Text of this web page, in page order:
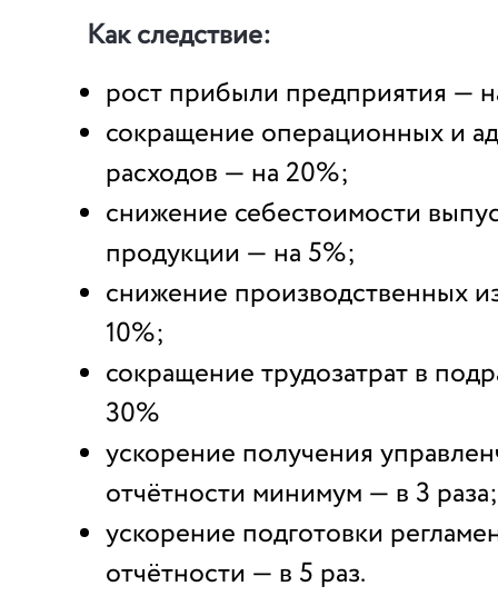
Как следствие:
рост прибыли предприятия —
сокращение операционных и
расходов — на 20%;
снижение себестоимости
продукции — на 5%;
снижение производственных
10%;
сокращение трудозатрат в
30%
ускорение получения
отчётности минимум — в 3 раза;
ускорение подготовки
отчётности — в 5 раз.